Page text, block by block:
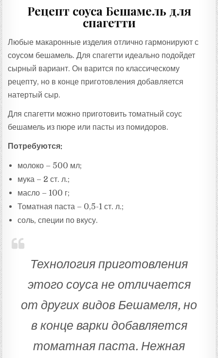
Рецепт соуса Бешамель для
спагетти
Любые макаронные изделия отлично гармонируют с
соусом бешамель. Для спагетти идеально подойдет
сырный вариант. Он варится по классическому
рецепту, но в конце приготовления добавляется
натертый сыр.
Для спагетти можно приготовить томатный соус
бешамель из пюре или пасты из помидоров.
Потребуются:
молоко – 500 мл;
мука – 2 ст. л.;
масло – 100 г;
Томатная паста – 0,5-1 ст. л.;
соль, специи по вкусу.
Технология приготовления
этого соуса не отличается
от других видов Бешамеля, но
в конце варки добавляется
томатная паста. Нежная